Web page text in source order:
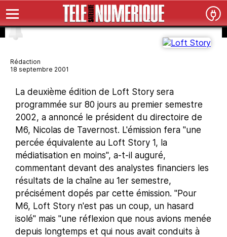
Rédaction
18 septembre 2001
La deuxième édition de Loft Story sera
programmée sur 80 jours au premier semestre
2002, a annoncé le président du directoire de
M6, Nicolas de Tavernost. L'émission fera "une
percée équivalente au Loft Story 1, la
médiatisation en moins", a-t-il auguré,
commentant devant des analystes financiers les
résultats de la chaîne au 1er semestre,
précisément dopés par cette émission. "Pour
M6, Loft Story n'est pas un coup, un hasard
isolé" mais "une réflexion que nous avions menée
depuis longtemps et qui nous avait conduits à